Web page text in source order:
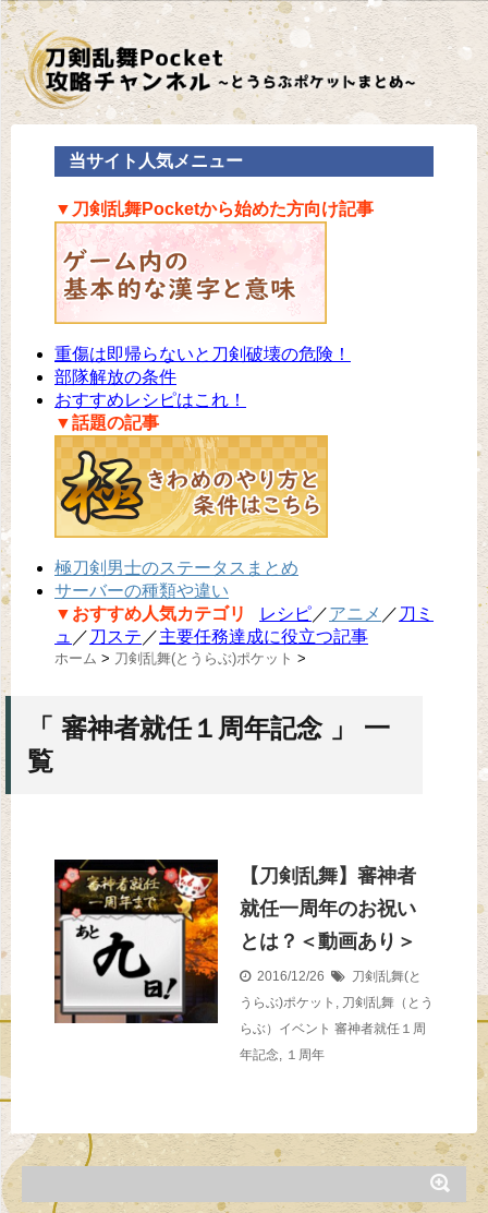
当サイト人気メニュー
▼刀剣乱舞Pocketから始めた方向け記事
重傷は即帰らないと刀剣破壊の危険！
部隊解放の条件
おすすめレシピはこれ！
▼話題の記事
極刀剣男士のステータスまとめ
サーバーの種類や違い
▼おすすめ人気カテゴリ
レシピ／アニメ ／ 刀ミ
ュ ／ 刀ステ ／主要任務達成に役立つ記事
ホーム > 刀剣乱舞(とうらぶ)ポケット >
「 審神者就任１周年記念 」 一
覧
【刀剣乱舞】審神者
就任一周年のお祝い
とは？＜動画あり＞
2016/12/26
刀剣乱舞(と
うらぶ)ポケット , 刀剣乱舞（とう
らぶ）イベント 審神者就任１周
年記念, １周年